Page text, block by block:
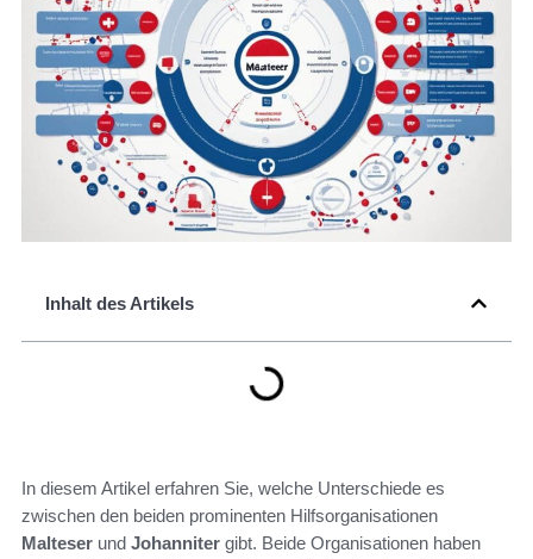
Inhalt des Artikels
In diesem Artikel erfahren Sie, welche Unterschiede es
zwischen den beiden prominenten Hilfsorganisationen
Malteser und Johanniter gibt. Beide Organisationen haben